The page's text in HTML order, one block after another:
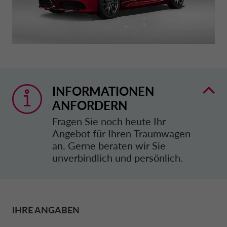
NACHHALTIGKEIT
TRANSPARENZ
KONTAKT UND ANFRAGEN
GRIECHENLAND CA AUTO BANK
IRLAND CA AUTO BANK
ITALIEN CA AUTO BANK
INFORMATIONEN
ANFORDERN
Fragen Sie noch heute Ihr
Angebot für Ihren Traumwagen
an. Gerne beraten wir Sie
unverbindlich und persönlich.
IHRE ANGABEN